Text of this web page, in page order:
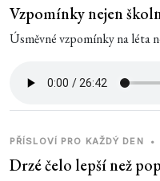
Vzpomínky nejen
Úsměvné vzpomínky na léta
PŘÍSLOVÍ PRO KAŽDÝ DEN •
Drzé čelo lepší než